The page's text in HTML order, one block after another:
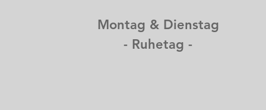
Montag & Dienstag
- Ruhetag -